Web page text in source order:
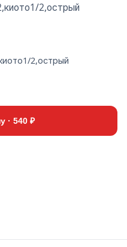
2,острый
2,острый
· 540 ₽